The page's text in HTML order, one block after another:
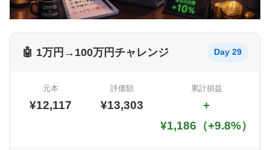
🤖 1万円→100万円チャレンジ Day 29
元本
¥12,117
評価額
¥13,303
累計損益
+
¥1,186（+9.8%）